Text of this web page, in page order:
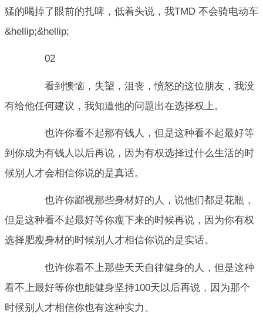
猛的喝掉了眼前的扎啤，低着头说，我TMD 不会骑电动车
&hellip;&hellip;
02
看到懊恼，失望，沮丧，愤怒的这位朋友，我没
有给他任何建议，我知道他的问题出在选择权上。
也许你看不起那有钱人，但是这种看不起最好等
到你成为有钱人以后再说，因为有权选择过什么生活的时
候别人才会相信你说的是真话。
也许你鄙视那些身材好的人，说他们都是花瓶，
但是这种看不起最好等你瘦下来的时候再说，因为你有权
选择肥瘦身材的时候别人才相信你说的是实话。
也许你看不上那些天天自律健身的人，但是这种
看不上最好等你也能健身坚持100天以后再说，因为那个
时候别人才相信你也有这种实力。